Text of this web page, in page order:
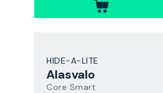
HIDE-A-LITE
Alasvalo
Core Smart